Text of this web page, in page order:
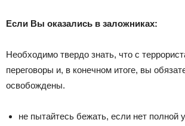
Если Вы оказались в заложниках:
Необходимо твердо знать, что с
переговоры и, в конечном итоге, вы
освобождены.
не пытайтесь бежать, если нет полной